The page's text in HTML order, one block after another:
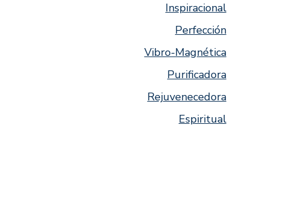
Inspiracional
Perfección
Vibro-Magnética
Purificadora
Rejuvenecedora
Espiritual